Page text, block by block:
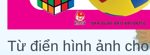
Từ điển hình ảnh